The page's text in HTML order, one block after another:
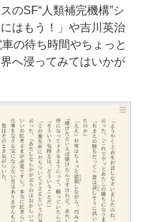
のSF“人類補完機構”シ
はもう！」や吉川英治
の待ち時間やちょっと
へ浸ってみてはいかが